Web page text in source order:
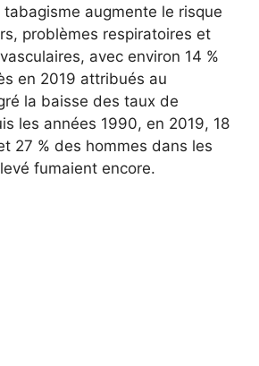
augmente le risque
problèmes respiratoires et
avec environ 14 %
en 2019 attribués au
la baisse des taux de
les années 1990, en 2019, 18
27 % des hommes dans les
fumaient encore.